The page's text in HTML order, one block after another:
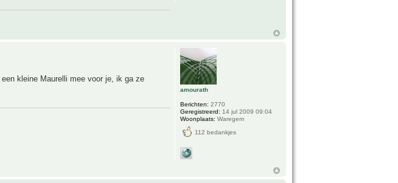
kleine Maurelli mee voor je, ik ga ze
amourath
Berichten: 2770
Geregistreerd: 14 jul 2009 09:04
Woonplaats: Waregem
112 bedankjes